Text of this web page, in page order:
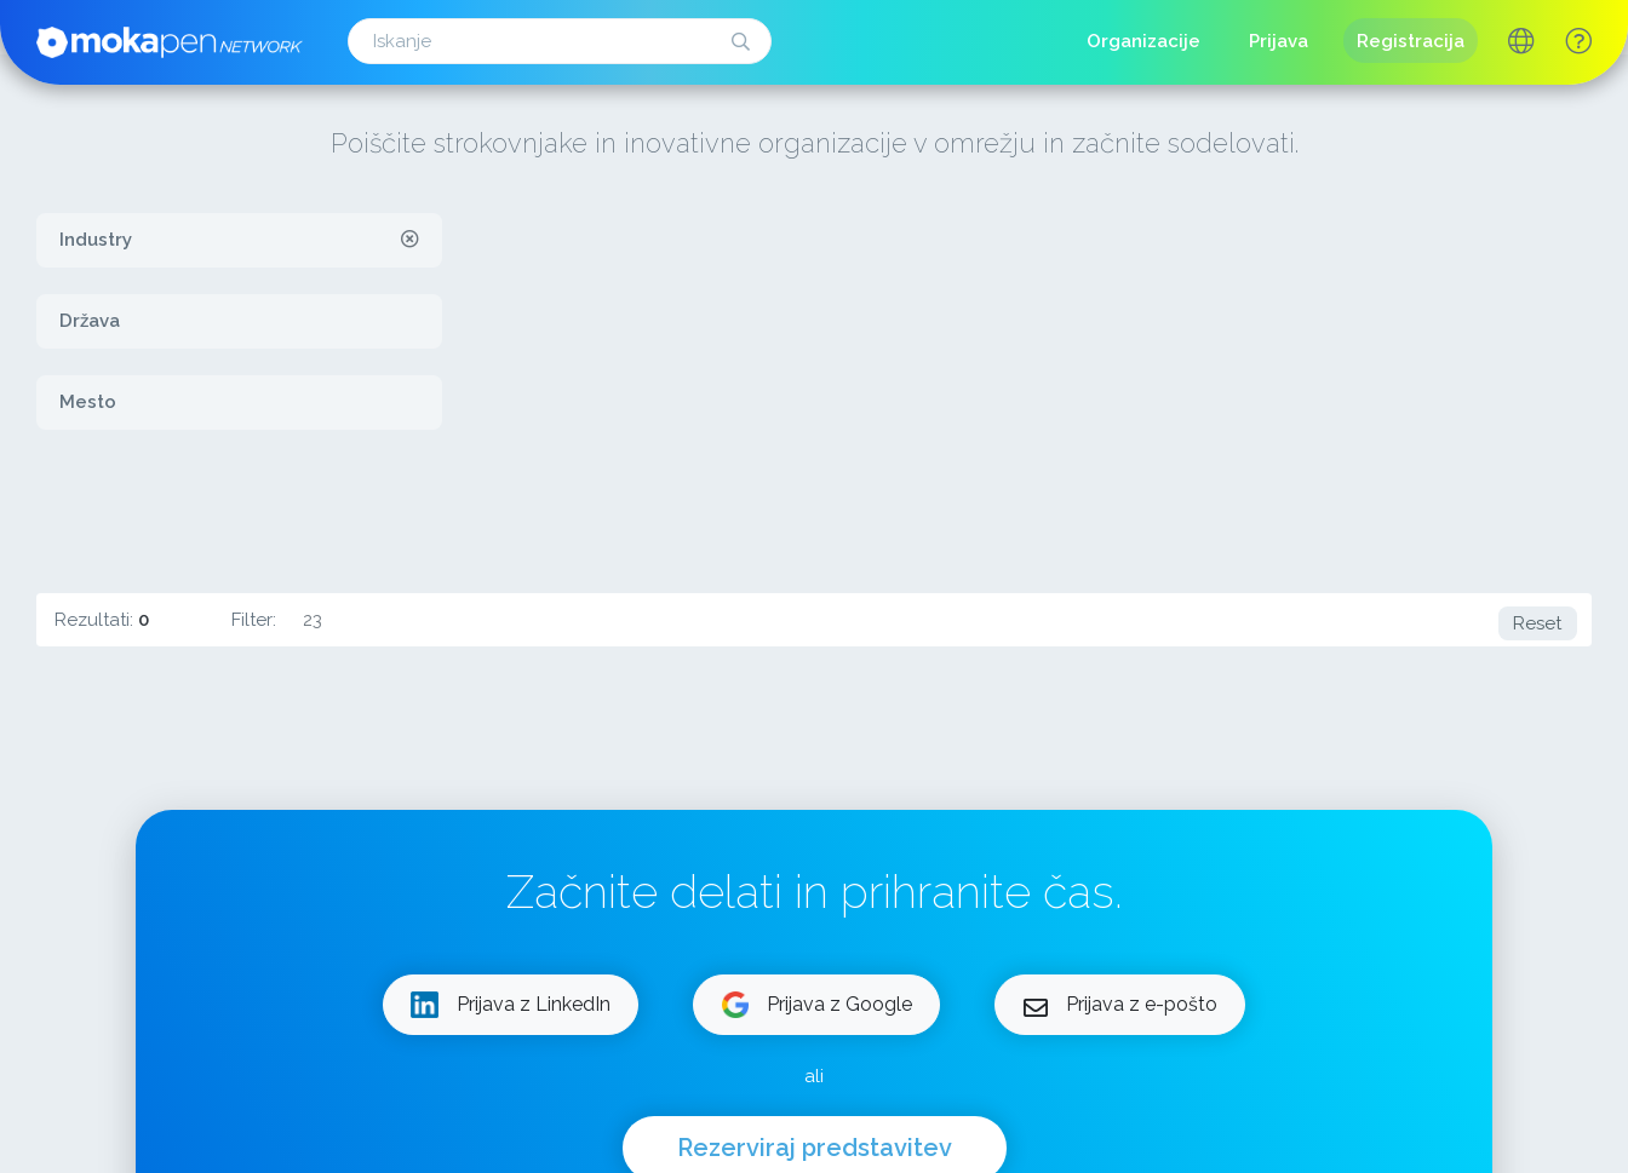
Organizacije Prijava Registracija
Poiščite strokovnjake in inovativne organizacije v omrežju in začnite sodelovati.
Industry
Država
Mesto
Rezultati: 0 Filter: 23 Reset
Začnite delati in prihranite čas.
Prijava z LinkedIn Prijava z Google Prijava z e-pošto
ali
Rezerviraj predstavitev